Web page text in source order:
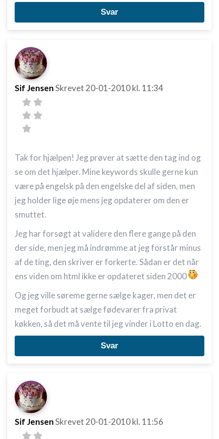
Svar
Sif JensenSkrevet 20-01-2010kl. 11:34
Tak for hjælpen! Jeg prøver at sætte den tag ind og
se om det hjælper. Mine keywords skulle gerne kun
være på engelsk på den engelske del af siden, men
jeg holder lige øje mens jeg opdaterer om den er
smuttet.
Jeg har forsøgt at validere den flere gange på den
der side, men jeg må indrømme at jeg forstår minus
af de ting, den skriver er forkerte. Sådan er det når
ens viden om html ikke er opdateret siden 2000
Og jeg ville søreme gerne sælge kager, men det er
meget forbudt at sælge fødevarer fra privat
køkken, så det må vente til jeg vinder i Lotto en dag.
Svar
Sif JensenSkrevet 20-01-2010kl. 11:56
Måle annonceringseffektivitet
Forstå målgrupper gennem statistikker eller
kombinationer af oplysninger fra forskellige
kilder
Udvikle og forbedre tjenester
Bruge begrænsede oplysninger til at vælge
indhold
IAB Special Features:
placeringsoplysninger
Identificere enheder baseret på aktivt
anmodede oplysninger
Ikke-IAB-behandlingsformål:
Nødvendig
Ydeevne
Funktionel
Annoncering / marketing